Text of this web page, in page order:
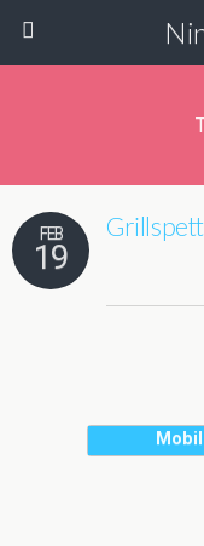
FEB
19
Mobil